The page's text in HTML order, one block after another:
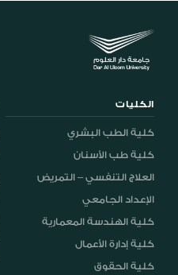
الكليات
كلية الطب البشري
كلية طب الأسنان
العلاج التنفسي – التمريض
الإعداد الجامعي
كلية الهندسة المعمارية
كلية إدارة الأعمال
كلية الحقوق